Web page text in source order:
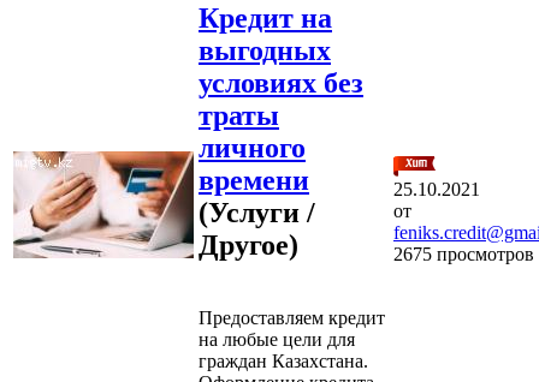
Кредит на
выгодных
условиях без
траты
личного
времени
(Услуги /
Другое)
Предоставляем кредит
на любые цели для
граждан Казахстана.
25.10.2021
от
2675 просмотров